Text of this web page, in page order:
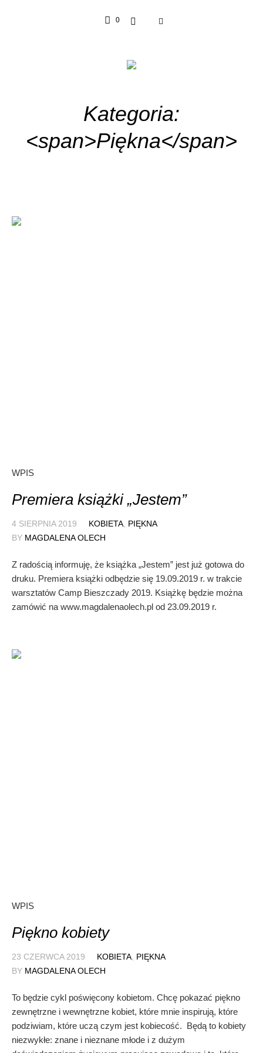
0
Kategoria:
<span>Piękna</span>
WPIS
Premiera książki „Jestem”
4 SIERPNIA 2019 KOBIETA PIĘKNA
BY MAGDALENA OLECH
Z radością informuję, że książka „Jestem” jest już gotowa do
druku. Premiera książki odbędzie się 19.09.2019 r. w trakcie
warsztatów Camp Bieszczady 2019. Książkę będzie można
zamówić na www.magdalenaolech.pl od 23.09.2019 r.
WPIS
Piękno kobiety
23 CZERWCA 2019 KOBIETA PIĘKNA
BY MAGDALENA OLECH
To będzie cykl poświęcony kobietom. Chcę pokazać piękno
zewnętrzne i wewnętrzne kobiet, które mnie inspirują, które
podziwiam, które uczą czym jest kobiecość. Będą to kobiety
niezwykłe: znane i nieznane młode i z dużym